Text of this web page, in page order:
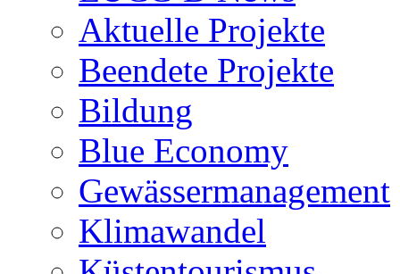
Aktuelle Projekte
Beendete Projekte
Bildung
Blue Economy
Gewässermanagement
Klimawandel